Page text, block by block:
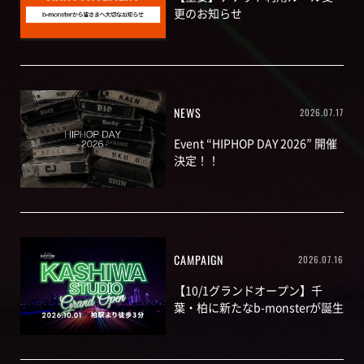
更のお知らせ
NEWS 2026.07.17
Event “HIPHOP DAY 2026” 開催
決定！！
CAMPAIGN 2026.07.16
【10/1グランドオープン】千
葉・柏に新たなb-monsterが誕生